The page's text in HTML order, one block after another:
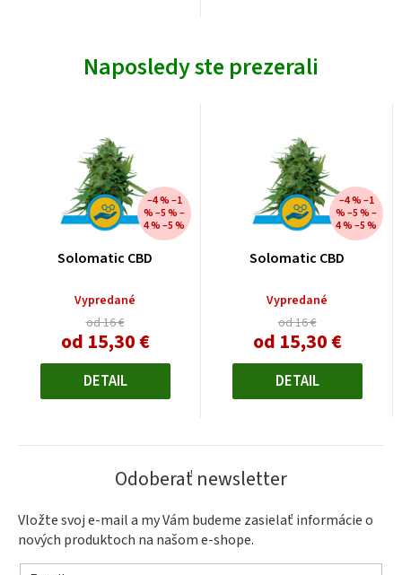
Naposledy ste prezerali
Solomatic CBD
Vypredané
od 16 €
–4 % –1
% –5 % –
4 % –5 %
od 15,30 €Jednotková
DETAIL
Solomatic CBD
Vypredané
od 16 €
–4 % –1
% –5 % –
4 % –5 %
od 15,30 €Jednotková
DETAIL
Odoberať newsletter
Vložte svoj e-mail a my Vám budeme zasielať informácie o
nových produktoch na našom e-shope.